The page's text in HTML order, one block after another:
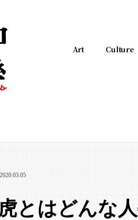
Art Culture
2020.03.05
とはどんな